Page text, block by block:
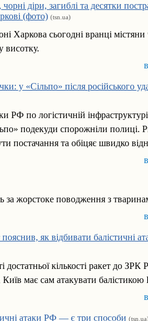
чорні діри, загиблі та десятки
(фото) (tsn.ua)
Харкова сьогодні вранці
висотку.
у «Сільпо» після російського
РФ по логістичній
подекуди спорожніли полиці.
постачання та обіцяє швидко
за жорстоке поводження з
пояснив, як відбивати балістичні
достатньої кількості ракет до
Київ має сам атакувати балістикою
атаки РФ — є три способи